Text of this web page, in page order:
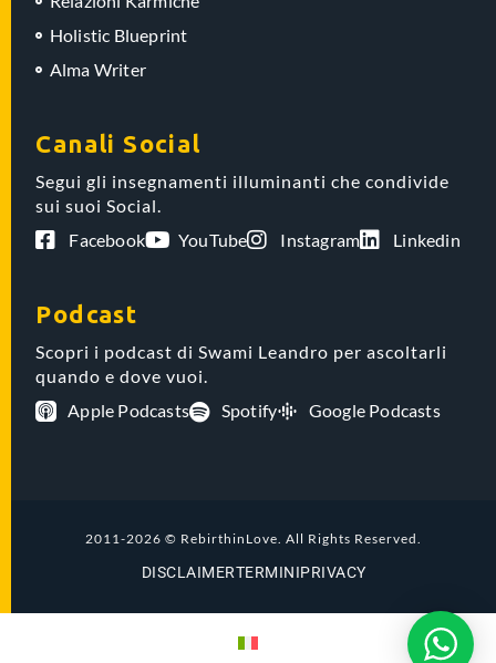
Holistic Blueprint
Alma Writer
Canali Social
Segui gli insegnamenti illuminanti che condivide
sui suoi Social.
Facebook
YouTube Instagram Linkedin
Podcast
Scopri i podcast di Swami Leandro per ascoltarli
quando e dove vuoi.
Apple Podcasts
Spotify Google Podcasts
2011-2026 © RebirthinLove. All Rights Reserved.
DISCLAIMERTERMINIPRIVACY